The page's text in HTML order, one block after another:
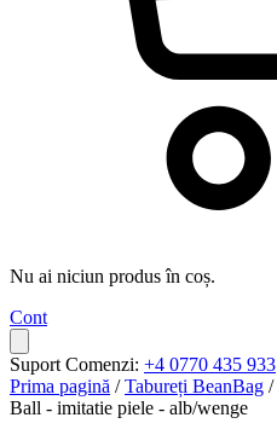
Nu ai niciun produs în coș.
Cont
Suport Comenzi: +4 0770 435 933
Prima pagină /Tabureți BeanBag /
Ball - imitatie piele - alb/wenge